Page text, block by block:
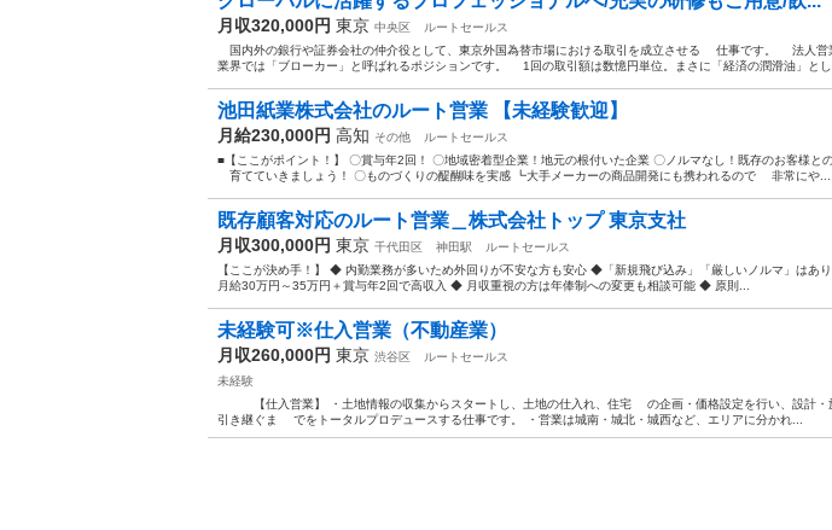
月収320,000円 東京 中央区
ルートセールス
国内外の銀行や証券会社の仲介役として、東京外国為替市場における取引を成立させる 仕事です。 法人営
業界では「ブローカー」と呼ばれるポジションです。 1回の取引額は数憶円単位。まさに「経済の潤滑油」とし
池田紙業株式会社のルート営業 【未経験歓迎】
月給230,000円 高知 その他
ルートセールス
■【ここがポイント！】 〇賞与年2回！ 〇地域密着型企業！地元の根付いた企業 〇ノルマなし！既存のお客様との
育てていきましょう！ 〇ものづくりの醍醐味を実感 ┗大手メーカーの商品開発にも携われるので 非常にや...
既存顧客対応のルート営業＿株式会社トップ 東京支社
月収300,000円 東京 千代田区 神田駅
ルートセールス
【ここが決め手！】 ◆ 内勤業務が多いため外回りが不安な方も安心 ◆「新規飛び込み」「厳しいノルマ」はあ
月給30万円～35万円＋賞与年2回で高収入 ◆ 月収重視の方は年俸制への変更も相談可能 ◆ 原則...
未経験可※仕入営業（不動産業）
月収260,000円 東京 渋谷区
ルートセールス
未経験
【仕入営業】 ・土地情報の収集からスタートし、土地の仕入れ、住宅 の企画・価格設定を行い、設計・
引き継ぐま でをトータルプロデュースする仕事です。 ・営業は城南・城北・城西など、エリアに分かれ...